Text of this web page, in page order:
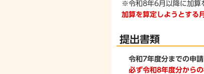
※令和8年6月以降に加算
加算を算定しようとする
提出書類
令和7年度分までの申
必ず令和8年度分からの